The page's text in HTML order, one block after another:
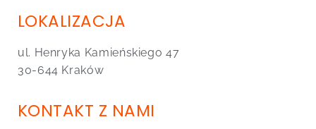
LOKALIZACJA
ul. Henryka Kamieńskiego 47
30-644 Kraków
KONTAKT Z NAMI